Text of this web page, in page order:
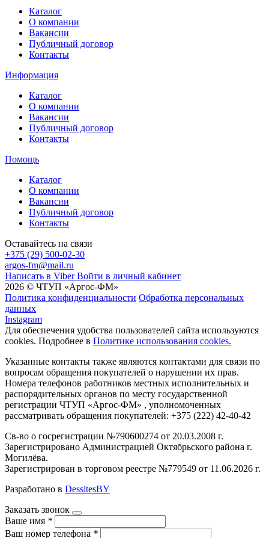
Каталог
О компании
Вакансии
Публичный договор
Контакты
Информация
Каталог
О компании
Вакансии
Публичный договор
Контакты
Помощь
Каталог
О компании
Вакансии
Публичный договор
Контакты
Оставайтесь на связи
+375 (29) 500-02-30
argos-fm@mail.ru
Написать в Viber Войти в личный кабинет
2026 © ЧТУП «Аргос-ФМ»
Политика конфиденциальности Обработка персональных
данных
Instagram
Для обеспечения удобства пользователей сайта используются
cookies. Подробнее в Политике использования cookies.
Указанные контакты также являются контактами для связи по
вопросам обращения покупателей о нарушении их прав.
Номера телефонов работников местных исполнительных и
распорядительных органов по месту государственной
регистрации ЧТУП «Аргос-ФМ» , уполномоченных
рассматривать обращения покупателей: +375 (222) 42-40-42
Св-во о госрегистрации №790600274 от 20.03.2008 г.
Зарегистрировано Администрацией Октябрьского района г.
Могилёва.
Зарегистрирован в торговом реестре №779549 от 11.06.2026 г.
Разработано в DessitesBY
Заказать звонок
Ваше имя *
Ваш номер телефона *